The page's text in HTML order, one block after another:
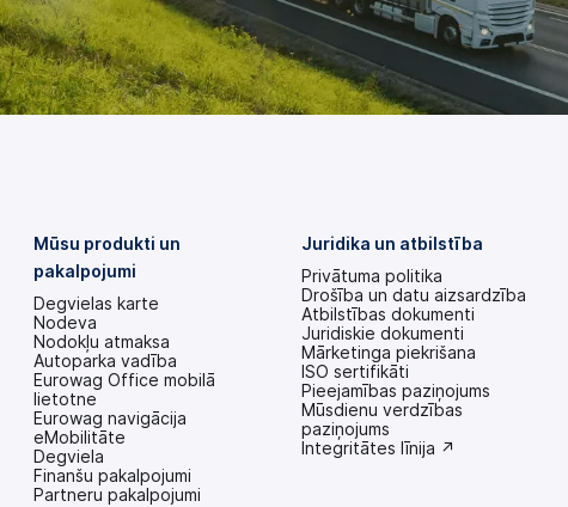
Mūsu produkti un
pakalpojumi
Degvielas karte
Nodeva
Nodokļu atmaksa
Autoparka vadība
Eurowag Office mobilā
lietotne
Eurowag navigācija
eMobilitāte
Degviela
Finanšu pakalpojumi
Partneru pakalpojumi
Juridika un atbilstība
Privātuma politika
Drošība un datu aizsardzība
Atbilstības dokumenti
Juridiskie dokumenti
Mārketinga piekrišana
ISO sertifikāti
Pieejamības paziņojums
(tiek
atvērts
jaunā
Mūsdienu verdzības
paziņojums
(tiek
Integritātes līnija ↗